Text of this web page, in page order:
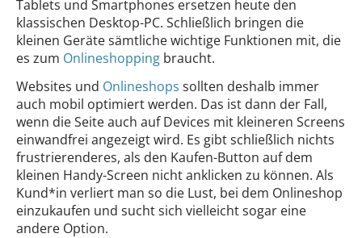
Tablets und Smartphones ersetzen heute den
klassischen Desktop-PC. Schließlich bringen die
kleinen Geräte sämtliche wichtige Funktionen mit, die
es zum Onlineshopping braucht.
Websites und Onlineshops sollten deshalb immer
auch mobil optimiert werden. Das ist dann der Fall,
wenn die Seite auch auf Devices mit kleineren Screens
einwandfrei angezeigt wird. Es gibt schließlich nichts
frustrierenderes, als den Kaufen-Button auf dem
kleinen Handy-Screen nicht anklicken zu können. Als
Kund*in verliert man so die Lust, bei dem Onlineshop
einzukaufen und sucht sich vielleicht sogar eine
andere Option.